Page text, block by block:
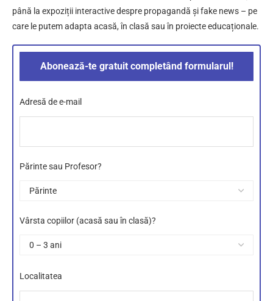
până la expoziții interactive despre propagandă și fake news – pe
care le putem adapta acasă, în clasă sau în proiecte educaționale.
Abonează-te gratuit completând formularul!
Adresă de e-mail
Părinte sau Profesor?
Vârsta copiilor (acasă sau în clasă)?
Localitatea